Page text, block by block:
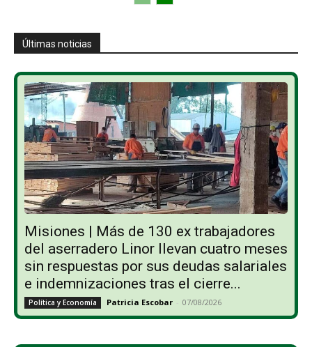
Últimas noticias
Misiones | Más de 130 ex trabajadores
del aserradero Linor llevan cuatro meses
sin respuestas por sus deudas salariales
e indemnizaciones tras el cierre...
Política y Economía Patricia Escobar - 07/08/2026